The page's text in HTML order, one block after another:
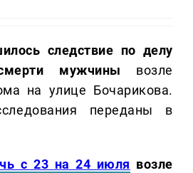
следствие по делу
мужчины возле
на улице Бочарикова.
переданы в
с 23 на 24 июля возле